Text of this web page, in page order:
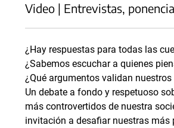
Video | Entrevistas,
¿Hay respuestas para todas las
¿Sabemos escuchar a quienes
¿Qué argumentos validan
Un debate a fondo y respetuoso
más controvertidos de nuestra
invitación a desafiar nuestras más